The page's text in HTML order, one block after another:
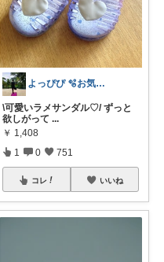
よっぴぴ 🫧お気に入りに囲まれた暮らし
\可愛いラメサンダル♡/ ずっと
欲しがって ...
￥ 1,408
1 0 751
コレ いいね